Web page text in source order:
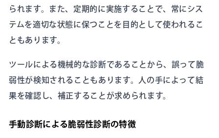
られます。また、定期的に実施することで、常にシス
テムを適切な状態に保つことを目的として使われるこ
ともあります。
ツールによる機械的な診断であることから、誤って脆
弱性が検知されることもあります。人の手によって結
果を確認し、補正することが求められます。
手動診断による脆弱性診断の特徴